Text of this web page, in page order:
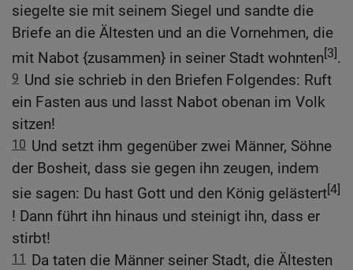
siegelte sie mit seinem Siegel und sandte die
Briefe an die Ältesten und an die Vornehmen, die
mit Nabot {zusammen} in seiner Stadt wohnten[3].
9 Und sie schrieb in den Briefen Folgendes: Ruft
ein Fasten aus und lasst Nabot obenan im Volk
sitzen!
10 Und setzt ihm gegenüber zwei Männer, Söhne
der Bosheit, dass sie gegen ihn zeugen, indem
sie sagen: Du hast Gott und den König gelästert[4]
! Dann führt ihn hinaus und steinigt ihn, dass er
stirbt!
11 Da taten die Männer seiner Stadt, die Ältesten